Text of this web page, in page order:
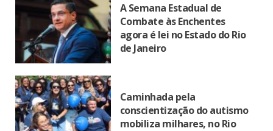
A Semana Estadual de
Combate às Enchentes
agora é lei no Estado do Rio
de Janeiro
Caminhada pela
conscientização do autismo
mobiliza milhares, no Rio